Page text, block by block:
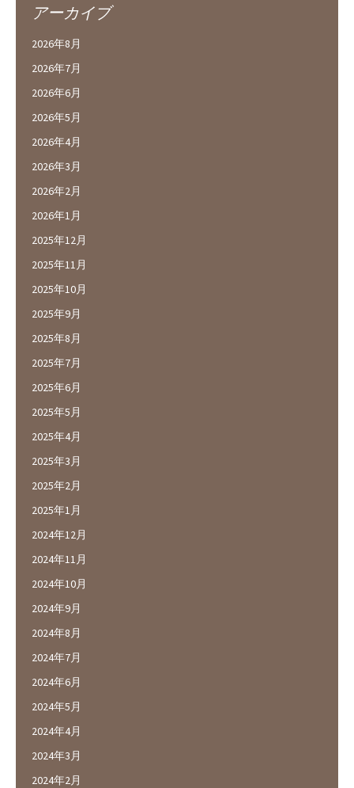
アーカイブ
2026年8月
2026年7月
2026年6月
2026年5月
2026年4月
2026年3月
2026年2月
2026年1月
2025年12月
2025年11月
2025年10月
2025年9月
2025年8月
2025年7月
2025年6月
2025年5月
2025年4月
2025年3月
2025年2月
2025年1月
2024年12月
2024年11月
2024年10月
2024年9月
2024年8月
2024年7月
2024年6月
2024年5月
2024年4月
2024年3月
2024年2月